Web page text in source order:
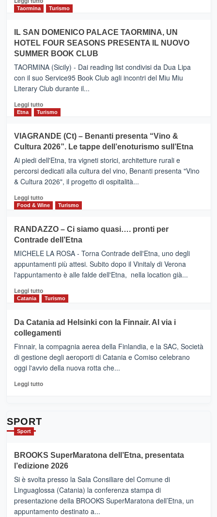
e
Zanzibar
da
Neos
PIEDIMONTE
ETNEO
–
Meta
turistica
privilegiata
secondo
dati
di
Anche
la
Alcantara
nei
primi
nella
classifica
Taormina Turismo
IL SAN DOMENICO PALACE TAORMINA, UN
HOTEL FOUR SEASONS PRESENTA IL NUOVO
SUMMER BOOK CLUB
TAORMINA (Sicily) - Dai reading list condivisi da Dua Lipa
con il suo Service95 Book Club agli incontri del Miu Miu
Literary Club durante il...
Leggi tuttoLeggi
di
IL
SAN
DOMENICO
PALACE
TAORMINA,
UN
HOTEL
FOUR
IL
NUOVO
SUMMER
CLUB
Etna Turismo
VIAGRANDE (Ct) – Benanti presenta “Vino &
Cultura 2026”. Le tappe dell’enoturismo sull’Etna
Ai piedi dell'Etna, tra vigneti storici, architetture rurali e
percorsi dedicati alla cultura del vino, Benanti presenta "Vino
& Cultura 2026", il progetto di ospitalità...
Leggi tuttoLeggi
di
VIAGRANDE
(Ct)
–
Benanti
presenta
“Vino
&
Cultura
tappe
dell’enoturismo
Food & Wine Turismo
RANDAZZO – Ci siamo quasi…. pronti per
Contrade dell’Etna
MICHELE LA ROSA - Torna Contrade dell'Etna, uno degli
appuntamenti più attesi. Subito dopo il Vinitaly di Verona
l'appuntamento è alle falde dell'Etna, nella location già...
Leggi tuttoLeggi
di
RANDAZZO
–
Ci
siamo
quasi….
pronti
per
Catania Turismo
Da Catania ad Helsinki con la Finnair. Al via i
collegamenti
Finnair, la compagnia aerea della Finlandia, e la SAC, Società
di gestione degli aeroporti di Catania e Comiso celebrano
oggi l'avvio della nuova rotta che...
Leggi tuttoLeggi
con
la
Al
via
i
collegamenti
SPORT
Sport
BROOKS SuperMaratona dell’Etna, presentata
l’edizione 2026
Si è svolta presso la Sala Consiliare del Comune di
Linguaglossa (Catania) la conferenza stampa di
presentazione della BROOKS SuperMaratona dell’Etna, un
appuntamento destinato a...